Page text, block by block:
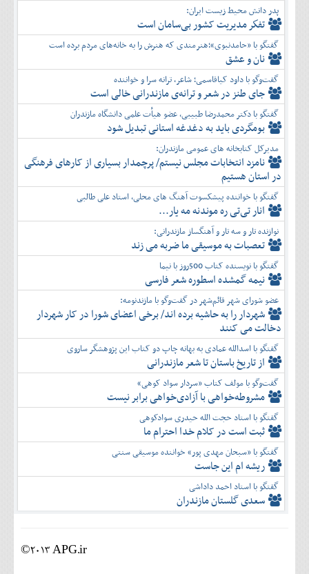
پدر دانش محیط زیست ایران:
تفكر مديريت کشور بی‌سامان است
گفتگو با «حامدنبوی»؛هنرمندی که هنرش را به خانه‌های مردم برده است
نان و عشق
گفت‌وگو با داود کیاقاسمی؛ شاعر، ترانه سرا و خواننده
جای طنز در شعر و ترانه‌ی مازندرانی خالی است
گفتگو با دکتر محمدرضا طبیبی، عضو هیأت علمی دانشگاه مازندران
بومگردی باید به دغدغه استانی تبدیل شود
مدیرکل کتابخانه های عمومی مازندران:
نامزد انتخابات مجلس نیستم/ پرچمدار بسیاری از کارهای فرهنگی
در استان هستیم
گفتگو با خواننده پیشکسوت آهنگ های محلی، استاد علی طالبی
انار تی‌تی ره موندنه مه یار...
نوازنده تار و سه تار و آهنگساز مازندرانی:
تعصبات به موسیقی ما ضربه می زند
گفتگو با نویسنده کتاب 500روز با نیما
نیمه گمشده اسطوره شعر فارسی
عضو شورای شهر قائم‌شهر در گفت‌و‌گو با مازندنومه:
شهردار را به حاشیه برده اند/ برخی اعضای شورا در کار شهردار
دخالت می کنند
گفتگو با اسدالله عمادی به بهانه چاپ دو کتاب این پژوهشگر ساروی
از تاریخ باستان تا شعر مازندرانی
گفت‌وگو با مولف کتاب «سردار سواد کوهی»
مشروطه‌خواهی با آزادی‌خواهی برابر نیست
گفتگو با استاد حجت الله حیدری سوادکوهی
ثبت است در کلام خدا احترام ما
گفتگو با «سبحان مهدی پور» خواننده موسیقی سنتی
ریشه ام این جاست
گفتگو با استاد احمد داداشی
سعدی گلستان مازندران
©2013 APG.ir